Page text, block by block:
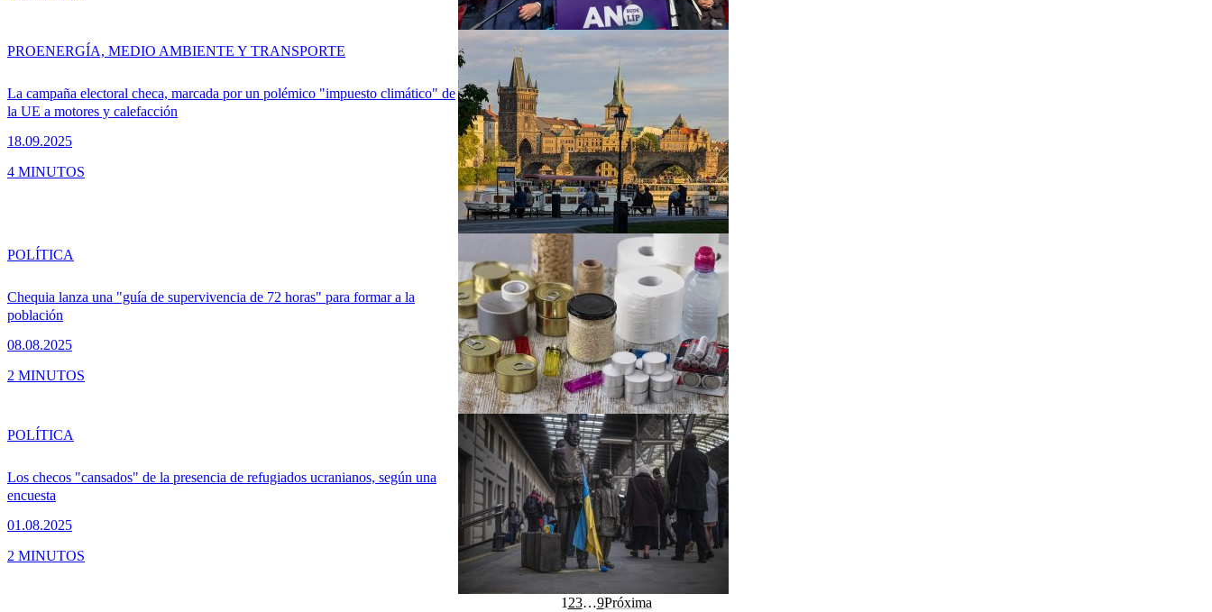
La campaña electoral checa, marcada por un polémico "impuesto climático" de
la UE a motores y calefacción
18.09.2025
PROENERGÍA, MEDIO AMBIENTE Y TRANSPORTE
4 MINUTOS
Chequia lanza una "guía de supervivencia de 72 horas" para formar a la
población
08.08.2025
POLÍTICA
2 MINUTOS
Los checos "cansados" de la presencia de refugiados ucranianos, según una
encuesta
01.08.2025
POLÍTICA
2 MINUTOS
1 23…9Próxima